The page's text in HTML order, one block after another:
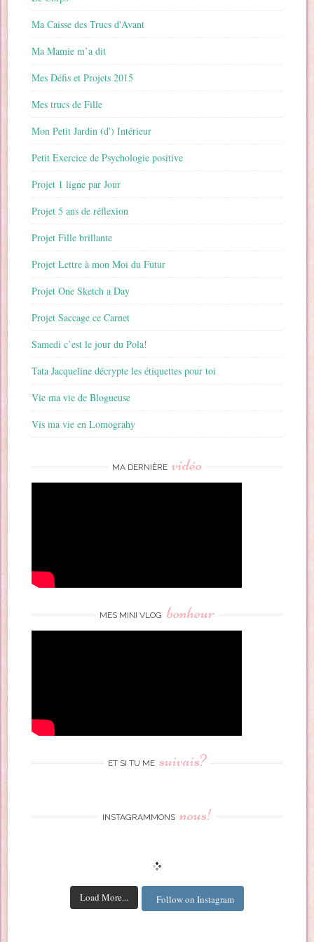
Ma Caisse des Trucs d'Avant
Ma Mamie m’a dit
Mes Défis et Projets 2015
Mes trucs de Fille
Mon Petit Jardin (d') Intérieur
Petit Exercice de Psychologie positive
Projet 1 ligne par Jour
Projet 5 ans de réflexion
Projet Fille brillante
Projet Lettre à mon Moi du Futur
Projet One Sketch a Day
Projet Saccage ce Carnet
Samedi c’est le jour du Pola!
Tata Jacqueline décrypte les étiquettes pour toi
Vie ma vie de Blogueuse
Vis ma vie en Lomograhy
MA DERNIÈRE vidéo
MES MINI VLOG bonheur
ET SI TU ME suivais?
INSTAGRAMMONS nous!
Load More... Follow on Instagram